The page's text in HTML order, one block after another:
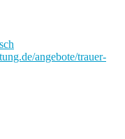
angebote/trauer-